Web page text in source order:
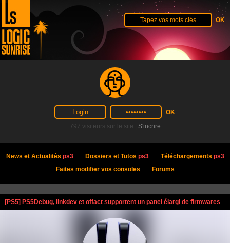
797 visiteurs sur le site | S'incrire
News et Actualités ps3 Dossiers et Tutos ps3 Téléchargements ps3
Faites modifier vos consoles
Forums
[PS5] PS5Debug, linkdev et offact supportent un panel élargi de firmwares